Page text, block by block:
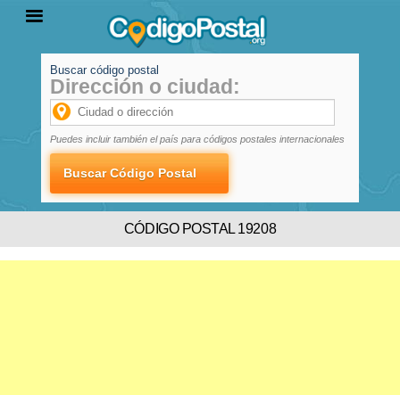
PROVINCIAS
LOCALIDADES
Buscar código postal
Dirección o ciudad:
Puedes incluir también el país para códigos postales internacionales
CÓDIGO POSTAL 19208